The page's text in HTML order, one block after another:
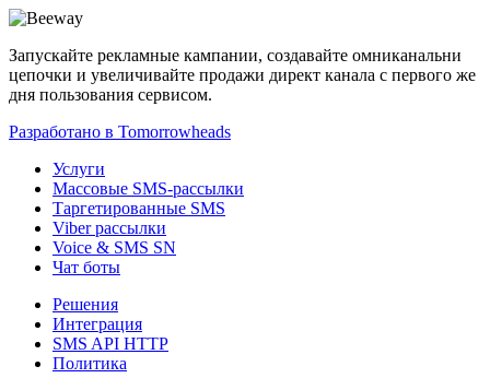
Запускайте рекламные кампании, создавайте омниканальни
цепочки и увеличивайте продажи директ канала с первого же
дня пользования сервисом.
Разработано в Tomorrowheads
Услуги
Массовые SMS-рассылки
Таргетированные SMS
Viber рассылки
Voice & SMS SN
Чат боты
Решения
Интеграция
SMS API HTTP
Политика